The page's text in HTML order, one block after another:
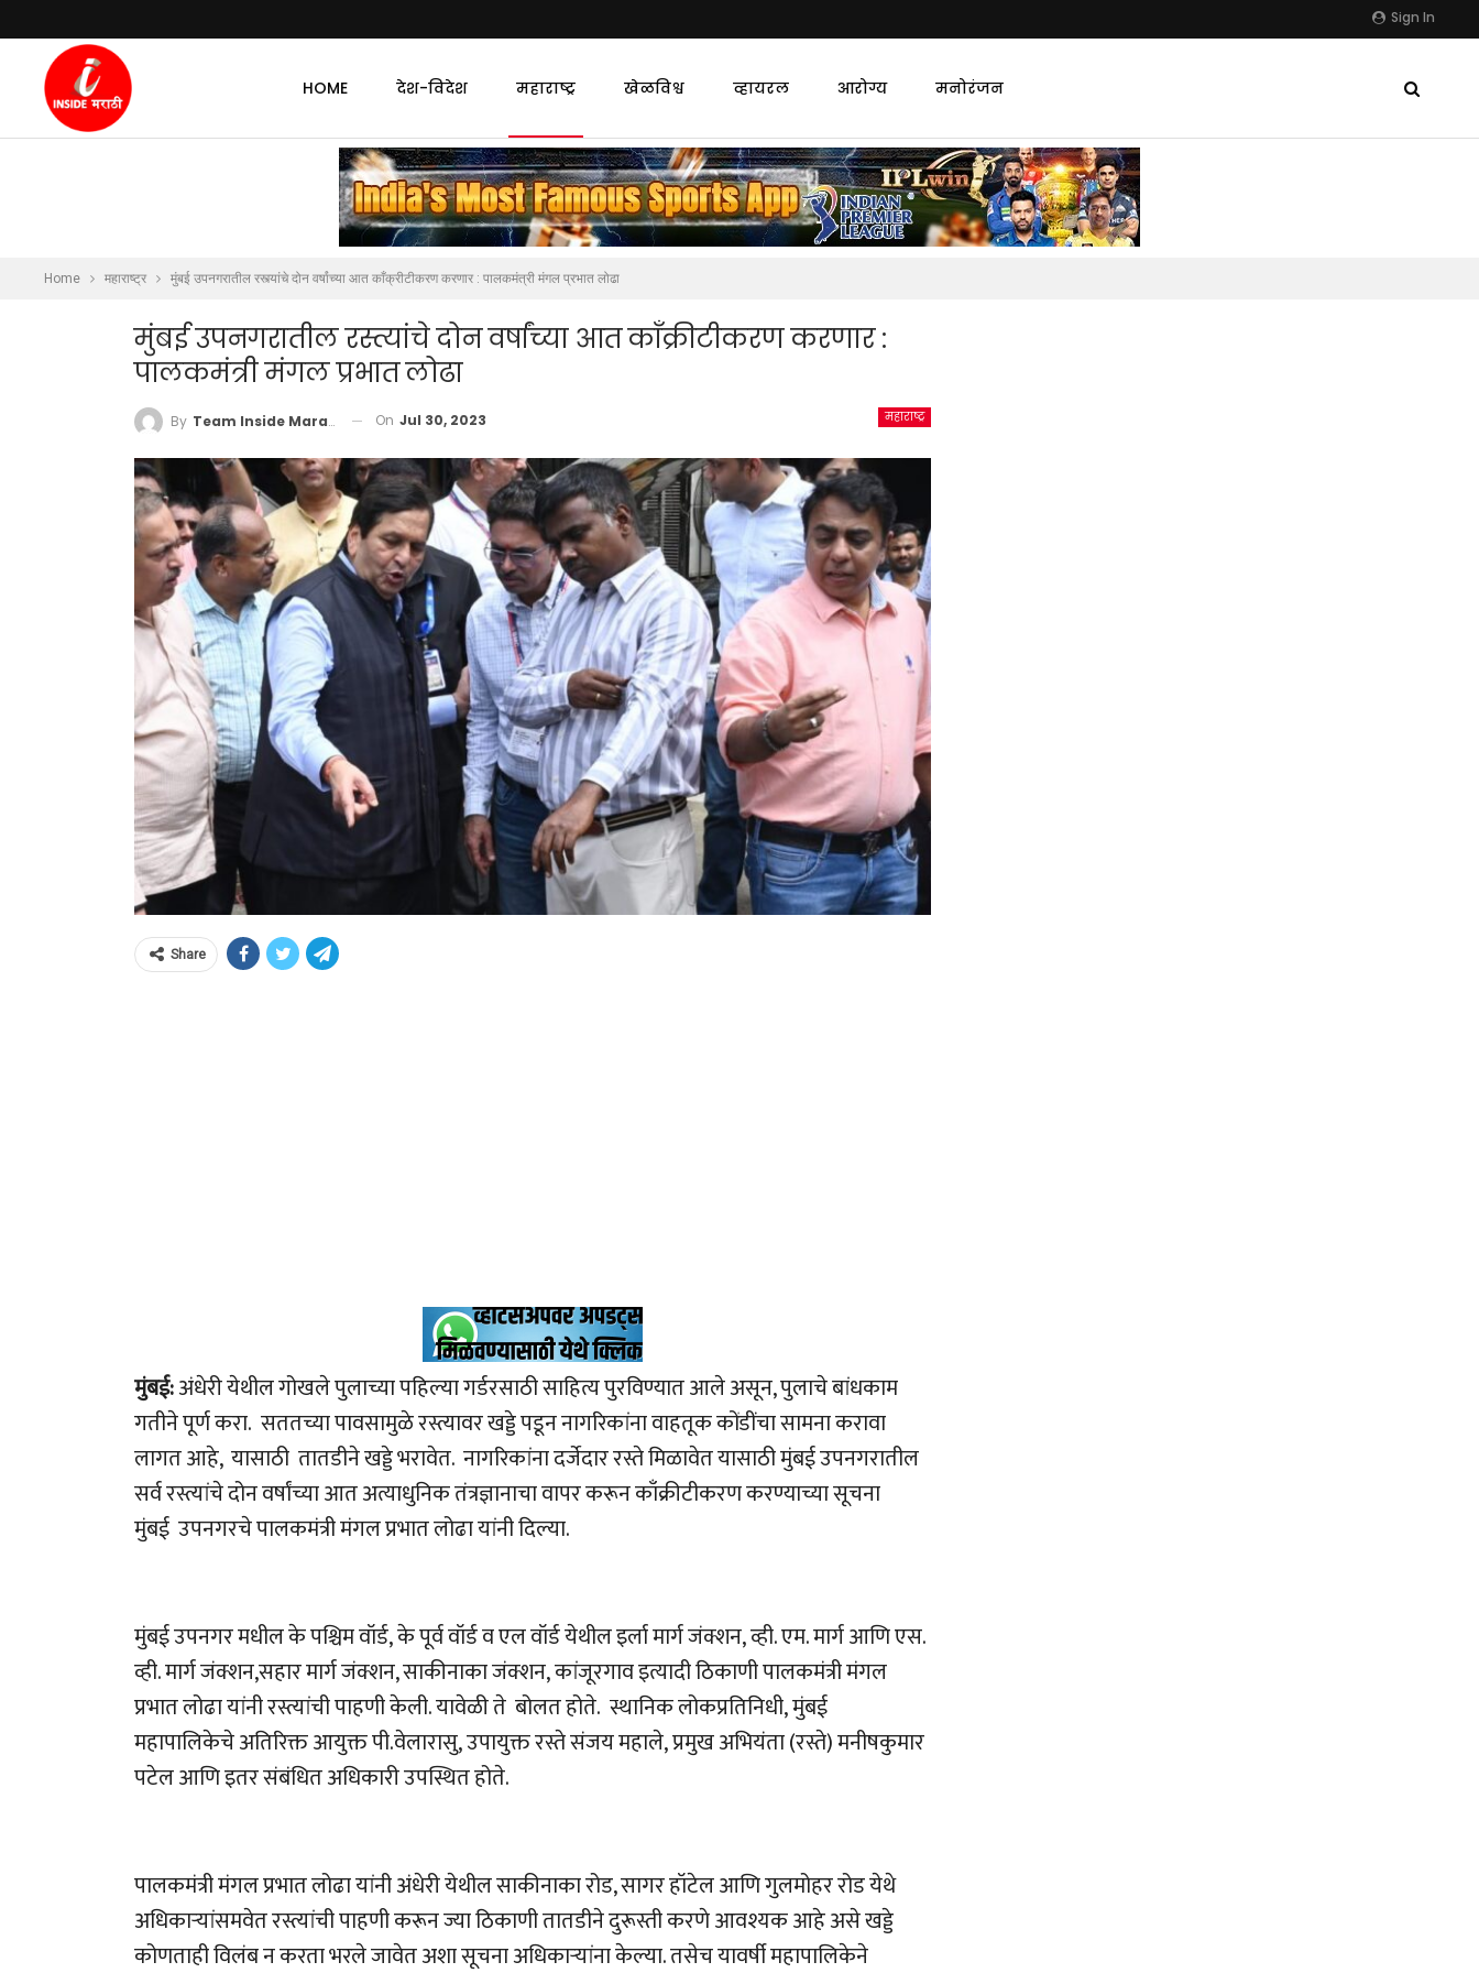
Sign In
HOME देश-विदेश महाराष्ट्र खेळविश्व व्हायरल आरोग्य मनोरंजन
Home महाराष्ट्र मुंबई उपनगरातील रस्त्यांचे दोन वर्षांच्या आत काँक्रीटीकरण करणार : पालकमंत्री मंगल प्रभात लोढा
मुंबई उपनगरातील रस्त्यांचे दोन वर्षांच्या आत काँक्रीटीकरण करणार :
पालकमंत्री मंगल प्रभात लोढा
महाराष्ट्र
By Team Inside Marathi On Jul 30, 2023
Share
मुंबई:अंधेरी येथील गोखले पुलाच्या पहिल्या गर्डरसाठी साहित्य पुरविण्यात आले असून, पुलाचे बांधकाम
गतीने पूर्ण करा. सततच्या पावसामुळे रस्त्यावर खड्डे पडून नागरिकांना वाहतूक कोंडींचा सामना करावा
लागत आहे, यासाठी तातडीने खड्डे भरावेत. नागरिकांना दर्जेदार रस्ते मिळावेत यासाठी मुंबई उपनगरातील
सर्व रस्त्यांचे दोन वर्षांच्या आत अत्याधुनिक तंत्रज्ञानाचा वापर करून काँक्रीटीकरण करण्याच्या सूचना
मुंबई उपनगरचे पालकमंत्री मंगल प्रभात लोढा यांनी दिल्या.
मुंबई उपनगर मधील के पश्चिम वॉर्ड, के पूर्व वॉर्ड व एल वॉर्ड येथील इर्ला मार्ग जंक्शन, व्ही. एम. मार्ग आणि एस.
व्ही. मार्ग जंक्शन,सहार मार्ग जंक्शन, साकीनाका जंक्शन, कांजूरगाव इत्यादी ठिकाणी पालकमंत्री मंगल
प्रभात लोढा यांनी रस्त्यांची पाहणी केली. यावेळी ते बोलत होते. स्थानिक लोकप्रतिनिधी, मुंबई
महापालिकेचे अतिरिक्त आयुक्त पी.वेलारासु, उपायुक्त रस्ते संजय महाले, प्रमुख अभियंता (रस्ते) मनीषकुमार
पटेल आणि इतर संबंधित अधिकारी उपस्थित होते.
पालकमंत्री मंगल प्रभात लोढा यांनी अंधेरी येथील साकीनाका रोड, सागर हॉटेल आणि गुलमोहर रोड येथे
अधिकाऱ्यांसमवेत रस्त्यांची पाहणी करून ज्या ठिकाणी तातडीने दुरूस्ती करणे आवश्यक आहे असे खड्डे
कोणताही विलंब न करता भरले जावेत अशा सूचना अधिकाऱ्‍यांना केल्या. तसेच यावर्षी महापालिकेने